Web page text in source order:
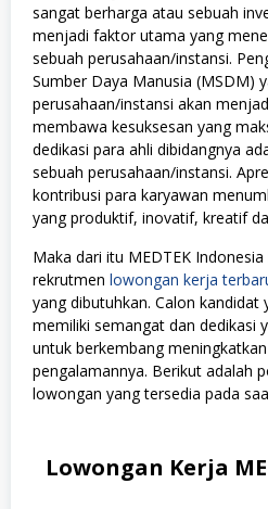
sangat berharga atau sebuah
menjadi faktor utama yang
sebuah perusahaan/instansi.
Sumber Daya Manusia (MSDM)
perusahaan/instansi akan
membawa kesuksesan yang
dedikasi para ahli dibidangnya
sebuah perusahaan/instansi.
kontribusi para karyawan
yang produktif, inovatif, kreatif
Maka dari itu MEDTEK
rekrutmen lowongan kerja
yang dibutuhkan. Calon kandidat
memiliki semangat dan dedikasi
untuk berkembang
pengalamannya. Berikut adalah
lowongan yang tersedia pada
Lowongan Kerja